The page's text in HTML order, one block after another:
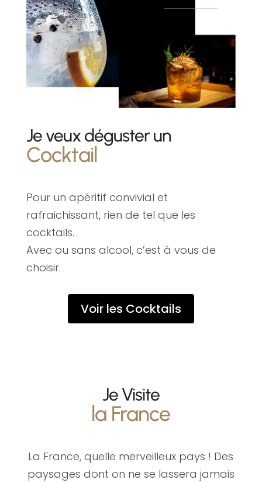
Je veux déguster un
Cocktail
Pour un apéritif convivial et
rafraichissant, rien de tel que les
cocktails.
Avec ou sans alcool, c’est à vous de
choisir.
Voir les Cocktails
Je Visite
la France
La France, quelle merveilleux pays ! Des
paysages dont on ne se lassera jamais